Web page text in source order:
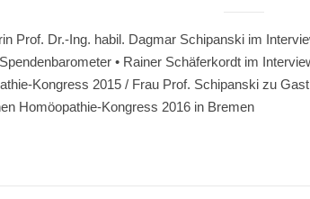
Prof. Dr.-Ing. habil. Dagmar Schipanski im
• Rainer Schäferkordt im
Kongress 2015 / Frau Prof. Schipanski zu
Homöopathie-Kongress 2016 in Bremen